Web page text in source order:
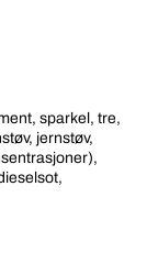
sparkel, tre,
jernstøv,